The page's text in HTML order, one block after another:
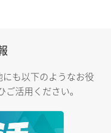
も以下のようなお役
活用ください。